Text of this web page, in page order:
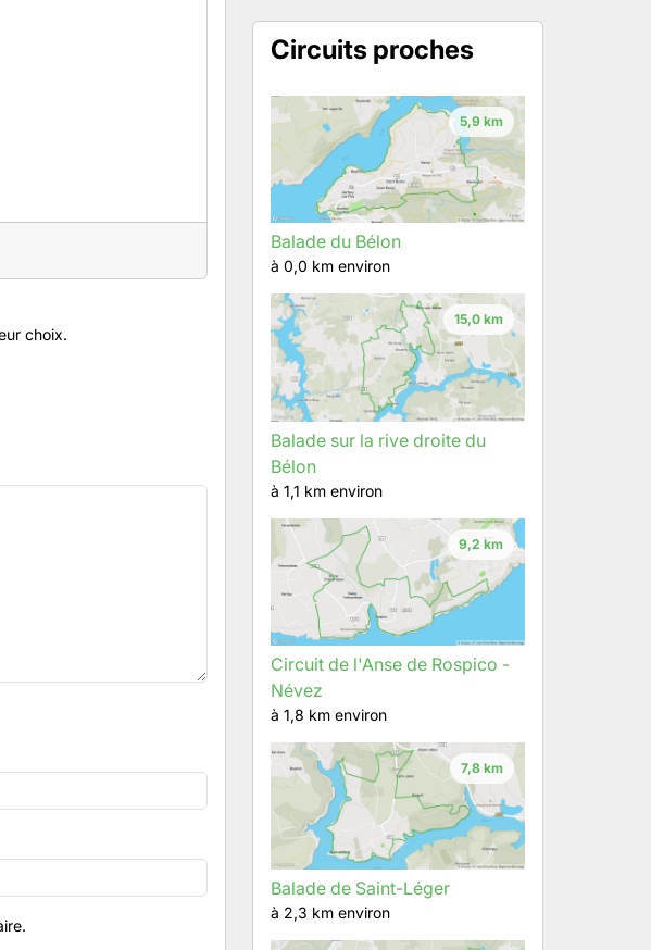
choix.
Circuits proches
5,9 km
Balade du Bélon
à 0,0 km environ
15,0 km
Balade sur la rive droite du
Bélon
à 1,1 km environ
9,2 km
Circuit de l'Anse de Rospico -
Névez
à 1,8 km environ
7,8 km
Balade de Saint-Léger
à 2,3 km environ